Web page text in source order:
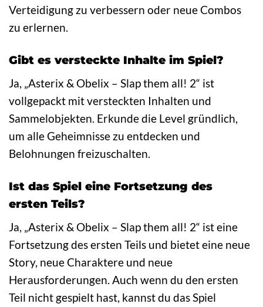
Verteidigung zu verbessern oder neue Combos
zu erlernen.
Gibt es versteckte Inhalte im Spiel?
Ja, „Asterix & Obelix – Slap them all! 2“ ist
vollgepackt mit versteckten Inhalten und
Sammelobjekten. Erkunde die Level gründlich,
um alle Geheimnisse zu entdecken und
Belohnungen freizuschalten.
Ist das Spiel eine Fortsetzung des
ersten Teils?
Ja, „Asterix & Obelix – Slap them all! 2“ ist eine
Fortsetzung des ersten Teils und bietet eine neue
Story, neue Charaktere und neue
Herausforderungen. Auch wenn du den ersten
Teil nicht gespielt hast, kannst du das Spiel